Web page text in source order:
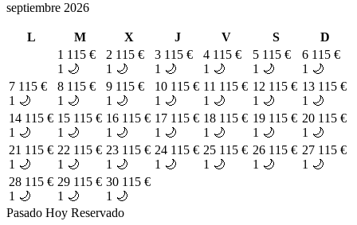
septiembre 2026
L M X J V S
D
1 115 €
1 🌙
2 115 €
1 🌙
3 115 €
1 🌙
4 115 €
1 🌙
5 115 €
1 🌙
6 115 €
1 🌙
7 115 €
1 🌙
8 115 €
1 🌙
9 115 €
1 🌙
10 115 €
1 🌙
11 115 €
1 🌙
12 115 €
1 🌙
13 115 €
1 🌙
14 115 €
1 🌙
15 115 €
1 🌙
16 115 €
1 🌙
17 115 €
1 🌙
18 115 €
1 🌙
19 115 €
1 🌙
20 115 €
1 🌙
21 115 €
1 🌙
22 115 €
1 🌙
23 115 €
1 🌙
24 115 €
1 🌙
25 115 €
1 🌙
26 115 €
1 🌙
27 115 €
1 🌙
28 115 €
1 🌙
29 115 €
1 🌙
30 115 €
1 🌙
Pasado Hoy Reservado